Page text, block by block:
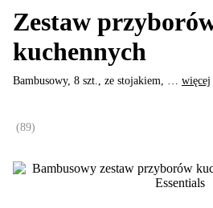
Zestaw
kuchennych
Bambusowy, 8 szt., ze stojakiem, … więcej
(89)